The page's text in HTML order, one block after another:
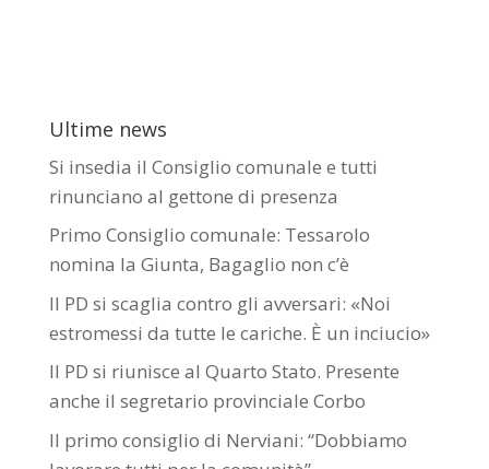
Ultime news
Si insedia il Consiglio comunale e tutti
rinunciano al gettone di presenza
Primo Consiglio comunale: Tessarolo
nomina la Giunta, Bagaglio non c’è
Il PD si scaglia contro gli avversari: «Noi
estromessi da tutte le cariche. È un inciucio»
Il PD si riunisce al Quarto Stato. Presente
anche il segretario provinciale Corbo
Il primo consiglio di Nerviani: “Dobbiamo